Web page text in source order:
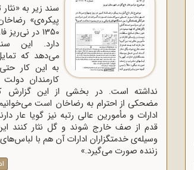
سند زیر به
پیکره‌ی»
1350 در
دارد. این
می‌دهد که
به این کار
کارمندان
نداشته است. در بخشی از این گزارش
مضحکی از احترام به رضاخان است
ادارات و مأمورین عالی رتبه نیز گویا عار
قدم از صف خارج شوند و گل نثار کنند
وسیله‌ی خدمتگزاران ادارات آن هم با
زننده صورت می‌گیرد.»